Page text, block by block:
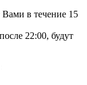
в течение 15
22:00, будут